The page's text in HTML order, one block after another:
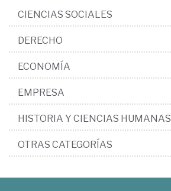
CIENCIAS SOCIALES
DERECHO
ECONOMÍA
EMPRESA
HISTORIA Y CIENCIAS HUMANAS
OTRAS CATEGORÍAS